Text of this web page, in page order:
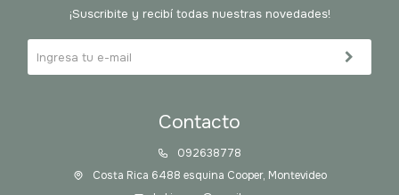
Contacto
092638778
Costa Rica 6488 esquina Cooper, Montevideo
¡Suscribite y recibí todas nuestras novedades!